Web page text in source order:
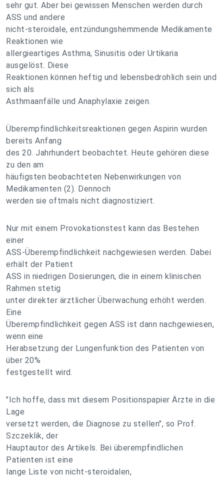
sehr gut. Aber bei gewissen Menschen werden durch
ASS und andere
nicht-steroidale, entzündungshemmende Medikamente
Reaktionen wie
allergieartiges Asthma, Sinusitis oder Urtikaria
ausgelöst. Diese
Reaktionen können heftig und lebensbedrohlich sein und
sich als
Asthmaanfälle und Anaphylaxie zeigen.
Überempfindlichkeitsreaktionen gegen Aspirin wurden
bereits Anfang
des 20. Jahrhundert beobachtet. Heute gehören diese
zu den am
häufigsten beobachteten Nebenwirkungen von
Medikamenten (2). Dennoch
werden sie oftmals nicht diagnostiziert.
Nur mit einem Provokationstest kann das Bestehen
einer
ASS-Überempfindlichkeit nachgewiesen werden. Dabei
erhält der Patient
ASS in niedrigen Dosierungen, die in einem klinischen
Rahmen stetig
unter direkter ärztlicher Überwachung erhöht werden.
Eine
Überempfindlichkeit gegen ASS ist dann nachgewiesen,
wenn eine
Herabsetzung der Lungenfunktion des Patienten von
über 20%
festgestellt wird.
"Ich hoffe, dass mit diesem Positionspapier Ärzte in die
Lage
versetzt werden, die Diagnose zu stellen", so Prof.
Szczeklik, der
Hauptautor des Artikels. Bei überempfindlichen
Patienten ist eine
lange Liste von nicht-steroidalen,